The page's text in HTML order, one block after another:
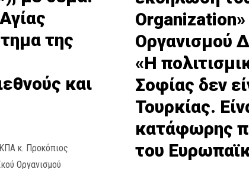
της
και
κ. Προκόπιος
Οργανισμού
Οργανισμού
«Η
Σοφίας δεν
Τουρκίας.
κατάφωρης
του